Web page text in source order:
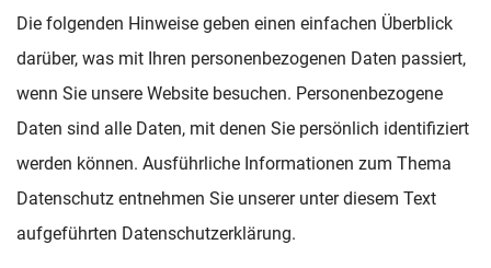
Die folgenden Hinweise geben einen einfachen Überblick
darüber, was mit Ihren personenbezogenen Daten passiert,
wenn Sie unsere Website besuchen. Personenbezogene
Daten sind alle Daten, mit denen Sie persönlich identifiziert
werden können. Ausführliche Informationen zum Thema
Datenschutz entnehmen Sie unserer unter diesem Text
aufgeführten Datenschutzerklärung.